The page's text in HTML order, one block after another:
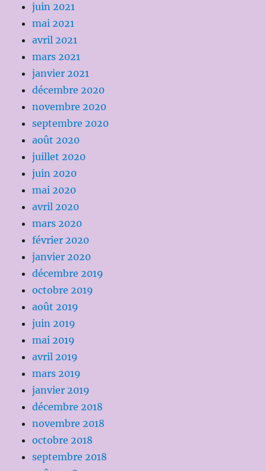
juin 2021
mai 2021
avril 2021
mars 2021
janvier 2021
décembre 2020
novembre 2020
septembre 2020
août 2020
juillet 2020
juin 2020
mai 2020
avril 2020
mars 2020
février 2020
janvier 2020
décembre 2019
octobre 2019
août 2019
juin 2019
mai 2019
avril 2019
mars 2019
janvier 2019
décembre 2018
novembre 2018
octobre 2018
septembre 2018